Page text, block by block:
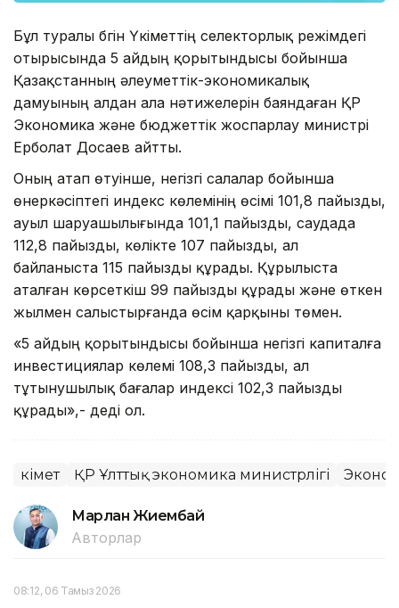
Бұл туралы бүгін Үкіметтің селекторлық режімдегі
отырысында 5 айдың қорытындысы бойынша
Қазақстанның әлеуметтік-экономикалық
дамуының алдан ала нәтижелерін баяндаған ҚР
Экономика және бюджеттік жоспарлау министрі
Ерболат Досаев айтты.
Оның атап өтуінше, негізгі салалар бойынша
өнеркәсіптегі индекс көлемінің өсімі 101,8 пайызды,
ауыл шаруашылығында 101,1 пайызды, саудада
112,8 пайызды, көлікте 107 пайызды, ал
байланыста 115 пайызды құрады. Құрылыста
аталған көрсеткіш 99 пайызды құрады және өткен
жылмен салыстырғанда өсім қарқыны төмен.
«5 айдың қорытындысы бойынша негізгі капиталға
инвестициялар көлемі 108,3 пайызды, ал
тұтынушылық бағалар индексі 102,3 пайызды
құрады»,- деді ол.
Үкімет ҚР Ұлттық экономика министрлігі
Марлан Жиембай
Авторлар
08:12, 06 Тамыз 2026